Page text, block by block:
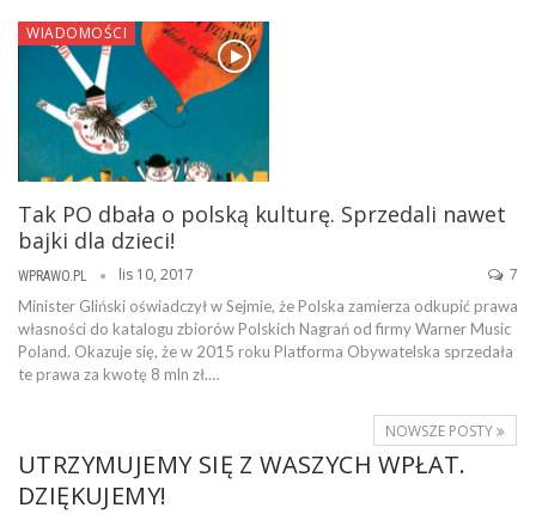
WIADOMOŚCI
Tak PO dbała o polską kulturę. Sprzedali nawet
bajki dla dzieci!
WPRAWO.PL lis 10, 2017 7
Minister Gliński oświadczył w Sejmie, że Polska zamierza odkupić prawa
własności do katalogu zbiorów Polskich Nagrań od firmy Warner Music
Poland. Okazuje się, że w 2015 roku Platforma Obywatelska sprzedała
te prawa za kwotę 8 mln zł.…
NOWSZE POSTY
UTRZYMUJEMY SIĘ Z WASZYCH WPŁAT.
DZIĘKUJEMY!